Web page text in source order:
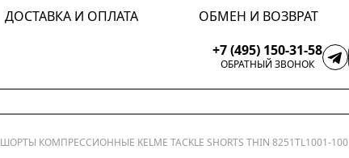
ДОСТАВКА И ОПЛАТА ОБМЕН И ВОЗВРАТ
+7 (495) 150-31-58
ОБРАТНЫЙ ЗВОНОК
ШОРТЫ КОМПРЕССИОННЫЕ KELME TACKLE SHORTS THIN 8251TL1001-100